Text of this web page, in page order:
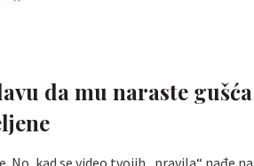
da mu naraste gušća
No, kad se video tvojih „pravila“ nađe